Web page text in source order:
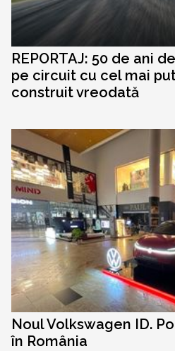
REPORTAJ: 50 de ani
pe circuit cu cel mai
construit vreodată
Noul Volkswagen ID.
în România